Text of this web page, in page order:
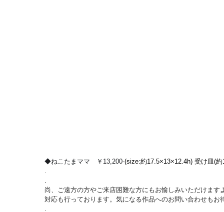
◆ねこたまママ　￥13,200-(size:約17.5×13×12.4h) 受け皿(
尚、ご遠方の方やご来店困難な方にもお愉しみいただけま
対応も行っております。気になる作品へのお問い合わせもお